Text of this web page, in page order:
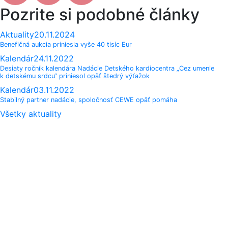
Pozrite si podobné články
Aktuality20.11.2024
Benefičná aukcia priniesla vyše 40 tisíc Eur
Kalendár24.11.2022
Desiaty ročník kalendára Nadácie Detského kardiocentra „Cez umenie
k detskému srdcu“ priniesol opäť štedrý výťažok
Kalendár03.11.2022
Stabilný partner nadácie, spoločnosť CEWE opäť pomáha
Všetky aktuality